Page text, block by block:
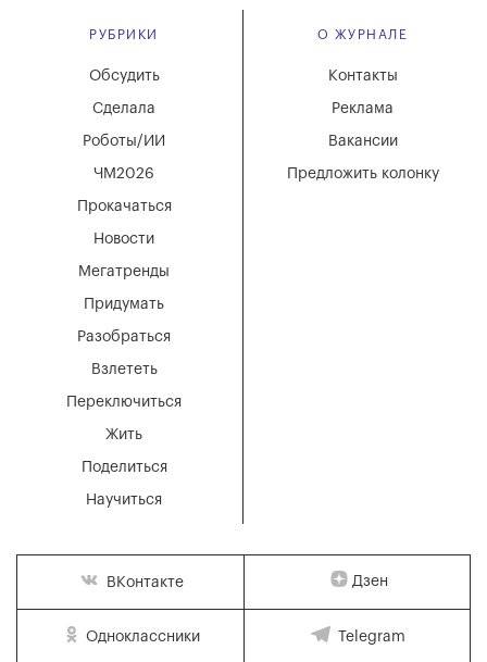
РУБРИКИ
Мегатренды
Придумать
Разобраться
Взлететь
Новости
Переключиться
Жить
Поделиться
Научиться
Обсудить
Сделала
Роботы/ИИ
ЧМ2026
Прокачаться
О ЖУРНАЛЕ
Вакансии
Реклама
Контакты
Предложить колонку
ВКонтакте Дзен
Одноклассники Telegram